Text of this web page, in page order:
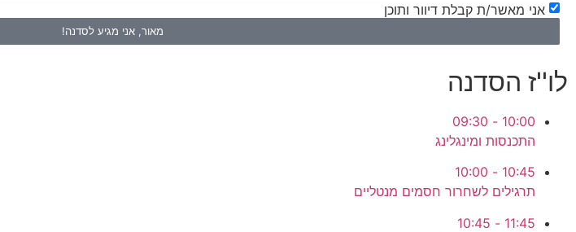
אני מאשר/ת קבלת דיוור ותוכן
מאור, אני מגיע לסדנה!
לו''ז הסדנה
10:00 - 09:30
התכנסות ומינגלינג
10:45 - 10:00
תרגילים לשחרור חסמים מנטליים
11:45 - 10:45